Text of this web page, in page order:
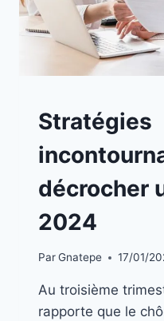
A
LA
|
Stratégies
décrocher
2024
ParGnatepe 17/01/
Au troisième
rapporte que le